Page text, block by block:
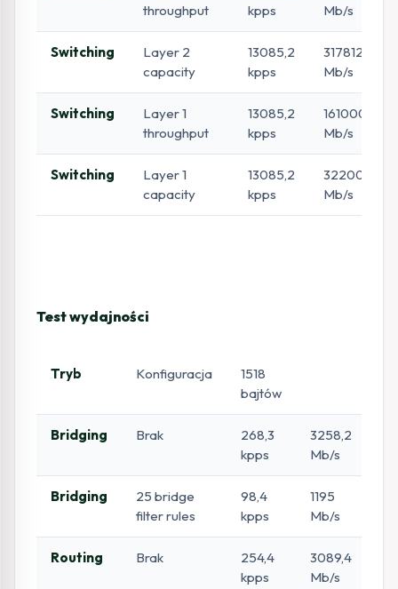
throughput
kpps
Mb/s
Switching
Layer 2
capacity
13085,2
kpps
317812,7
Mb/s
Switching
Layer 1
throughput
13085,2
kpps
161000
Mb/s
Switching
Layer 1
capacity
13085,2
kpps
322000
Mb/s
Test wydajności
Tryb Konfiguracja
1518
bajtów
Bridging Brak
268,3
kpps
3258,2
Mb/s
Bridging
25 bridge
filter rules
98,4
kpps
1195
Mb/s
Routing Brak
254,4
kpps
3089,4
Mb/s